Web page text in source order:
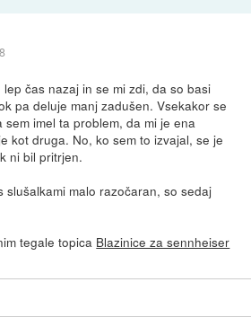
čas nazaj in se mi zdi, da so basi
pa deluje manj zadušen. Vsekakor se
imel ta problem, da mi je ena
kot druga. No, ko sem to izvajal, se je
ni bil pritrjen.
slušalkami malo razočaran, so sedaj
tegale topica Blazinice za sennheiser